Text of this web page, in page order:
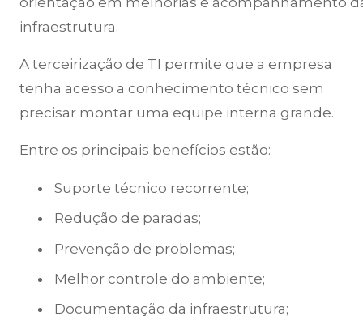
infraestrutura.
A terceirização de TI permite que a empresa
tenha acesso a conhecimento técnico sem
precisar montar uma equipe interna grande.
Entre os principais benefícios estão:
Suporte técnico recorrente;
Redução de paradas;
Prevenção de problemas;
Melhor controle do ambiente;
Documentação da infraestrutura;